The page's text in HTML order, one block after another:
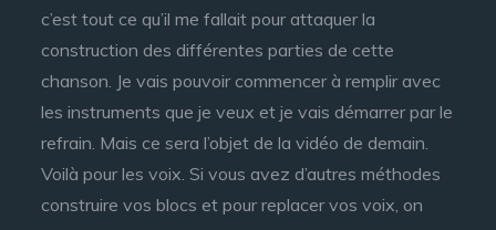
c’est tout ce qu’il me fallait pour attaquer la
construction des différentes parties de cette
chanson. Je vais pouvoir commencer à remplir avec
les instruments que je veux et je vais démarrer par le
refrain. Mais ce sera l’objet de la vidéo de demain.
Voilà pour les voix. Si vous avez d’autres méthodes
construire vos blocs et pour replacer vos voix, on